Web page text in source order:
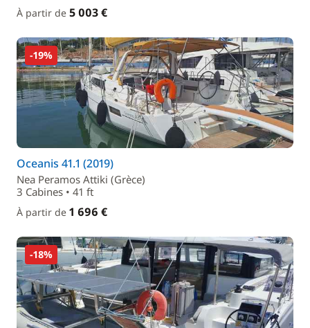
À partir de 5 003 €
-19%
Oceanis 41.1 (2019)
Nea Peramos Attiki (Grèce)
3 Cabines • 41 ft
À partir de 1 696 €
-18%